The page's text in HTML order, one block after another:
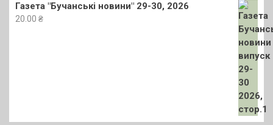
Газета "Бучанські новини" 29-30, 2026
20.00 ₴